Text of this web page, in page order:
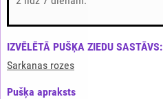
IZVĒLĒTĀ PUŠĶA ZIEDU SASTĀVS:
Sarkanas rozes
Pušķа apraksts